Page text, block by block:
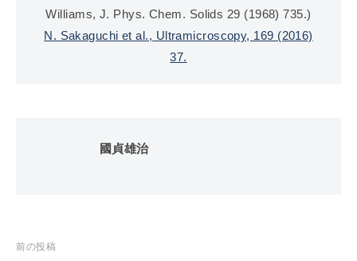
Williams, J. Phys. Chem. Solids 29 (1968) 735.)
N. Sakaguchi et al., Ultramicroscopy, 169 (2016)
37.
國貞雄治
投
前の投稿